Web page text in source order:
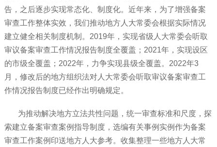
告，之后逐步实现常态化、制度化。近年来，为了增强备案
审查工作整体实效，我们推动地方人大常委会根据实际情况
建立健全相关制度机制。2019年，实现省级人大常委会听取
审议备案审查工作情况报告制度全覆盖；2021年，实现设区
的市级全覆盖；2022年，力争实现县级全覆盖。2022年3
月，修改后的地方组织法对人大常委会听取审议备案审查工
作情况报告制度已经作出明确规定。
为推动解决地方立法共性问题，统一审查标准和尺度，探
索建立备案审查案例指导制度，选编有关事例实例作为备案
审查工作案例印送地方人大参考。收集整理一些地方人大常